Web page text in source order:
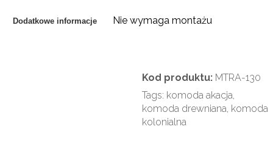
Dodatkowe informacje Nie wymaga montażu
Kod produktu: MTRA-130
Tags: komoda akacja,
komoda drewniana, komoda
kolonialna